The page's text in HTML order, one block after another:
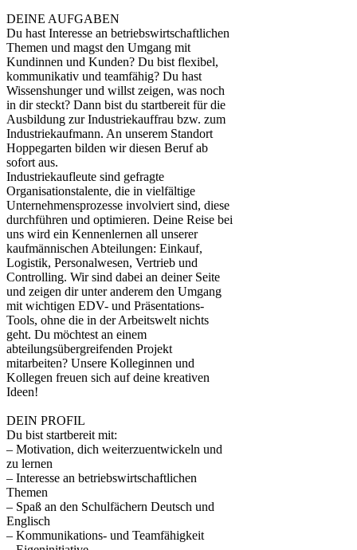
DEINE AUFGABEN
Du hast Interesse an betriebswirtschaftlichen
Themen und magst den Umgang mit
Kundinnen und Kunden? Du bist flexibel,
kommunikativ und teamfähig? Du hast
Wissenshunger und willst zeigen, was noch
in dir steckt? Dann bist du startbereit für die
Ausbildung zur Industriekauffrau bzw. zum
Industriekaufmann. An unserem Standort
Hoppegarten bilden wir diesen Beruf ab
sofort aus.
Industriekaufleute sind gefragte
Organisationstalente, die in vielfältige
Unternehmensprozesse involviert sind, diese
durchführen und optimieren. Deine Reise bei
uns wird ein Kennenlernen all unserer
kaufmännischen Abteilungen: Einkauf,
Logistik, Personalwesen, Vertrieb und
Controlling. Wir sind dabei an deiner Seite
und zeigen dir unter anderem den Umgang
mit wichtigen EDV- und Präsentations-
Tools, ohne die in der Arbeitswelt nichts
geht. Du möchtest an einem
abteilungsübergreifenden Projekt
mitarbeiten? Unsere Kolleginnen und
Kollegen freuen sich auf deine kreativen
Ideen!
DEIN PROFIL
Du bist startbereit mit:
– Motivation, dich weiterzuentwickeln und
zu lernen
– Interesse an betriebswirtschaftlichen
Themen
– Spaß an den Schulfächern Deutsch und
Englisch
– Kommunikations- und Teamfähigkeit